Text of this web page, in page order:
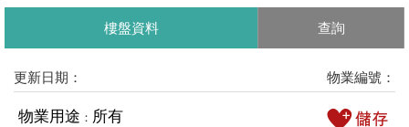
樓盤資料 查詢
更新日期： 物業編號：
物業用途 ： 所有